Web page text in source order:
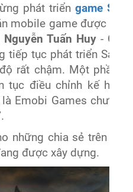
phát triểngame Sát
mobile game được
Nguyễn Tuấn Huy-
tiếp tục phát triển Sát
rất chậm. Một phần
tục điều chỉnh kế
Emobi Games chưa từ
những chia sẻ trên
được xây dựng.